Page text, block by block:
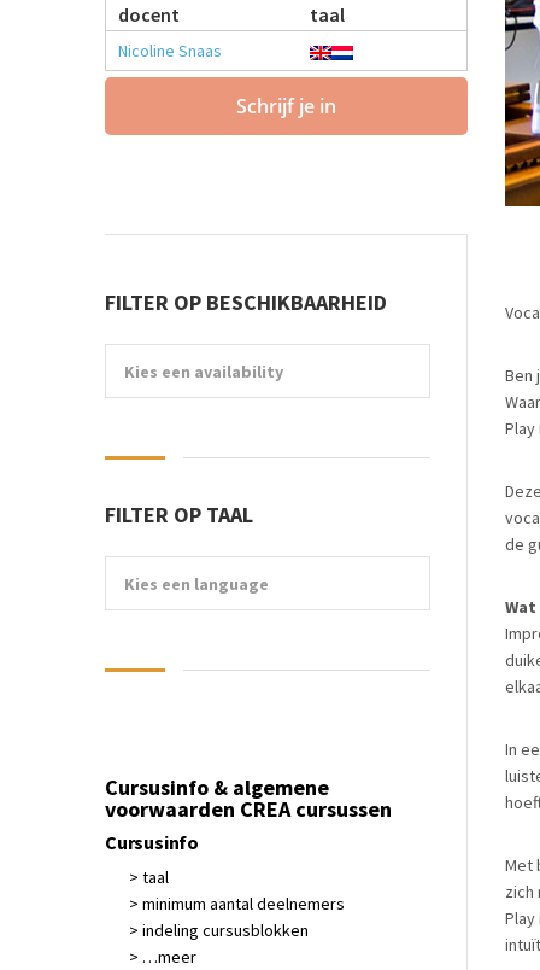
Ben
de
Wat
In
Met
zich
docent taal
Nicoline Snaas
Schrijf je in
FILTER OP BESCHIKBAARHEID
Kies een availability
FILTER OP TAAL
Kies een language
Cursusinfo & algemene
voorwaarden CREA cursussen
Cursusinfo
> taal
> minimum aantal deelnemers
> indeling cursusblokken
> …meer